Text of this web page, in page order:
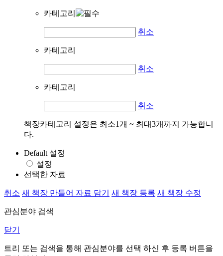
카테고리
취소
카테고리
취소
카테고리
취소
책장카테고리 설정은 최소1개 ~ 최대3개까지 가능합니
다.
Default 설정
설정
선택한 자료
취소 새 책장 만들어 자료 담기 새 책장 등록 새 책장 수정
관심분야 검색
닫기
트리 또는 검색을 통해 관심분야를 선택 하신 후 등록 버튼을